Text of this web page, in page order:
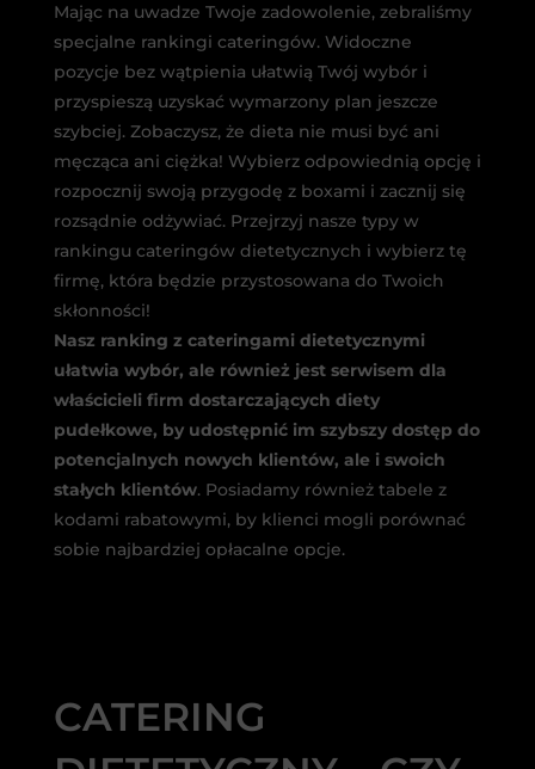
Mając na uwadze Twoje zadowolenie, zebraliśmy
specjalne rankingi cateringów. Widoczne
pozycje bez wątpienia ułatwią Twój wybór i
przyspieszą uzyskać wymarzony plan jeszcze
szybciej. Zobaczysz, że dieta nie musi być ani
męcząca ani ciężka! Wybierz odpowiednią opcję i
rozpocznij swoją przygodę z boxami i zacznij się
rozsądnie odżywiać. Przejrzyj nasze typy w
rankingu cateringów dietetycznych i wybierz tę
firmę, która będzie przystosowana do Twoich
skłonności!
Nasz ranking z cateringami dietetycznymi
ułatwia wybór, ale również jest serwisem dla
właścicieli firm dostarczających diety
pudełkowe, by udostępnić im szybszy dostęp do
potencjalnych nowych klientów, ale i swoich
stałych klientów. Posiadamy również tabele z
kodami rabatowymi, by klienci mogli porównać
sobie najbardziej opłacalne opcje.
CATERING